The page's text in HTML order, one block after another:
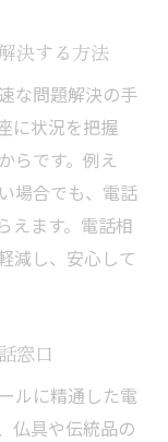
決する方法
な問題解決の手
に状況を把握
らです。例え
場合でも、電話
えます。電話相
減し、安心して
窓口
ルに精通した電
仏具や伝統品の